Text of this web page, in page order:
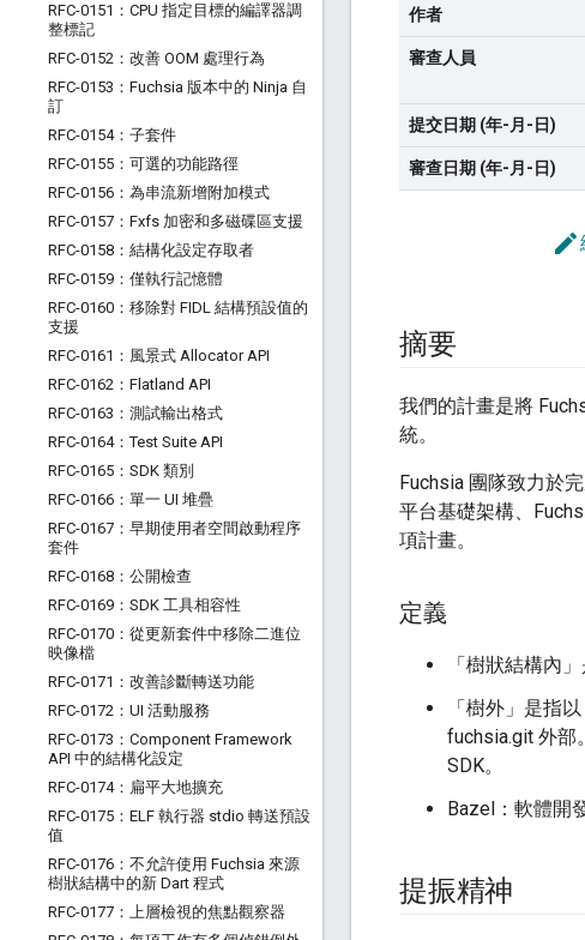
RFC-0151：CPU 指定目標的編譯器調
整標記
RFC-0152：改善 OOM 處理行為
RFC-0153：Fuchsia 版本中的 Ninja 自
訂
RFC-0154：子套件
RFC-0155：可選的功能路徑
RFC-0156：為串流新增附加模式
RFC-0157：Fxfs 加密和多磁碟區支援
RFC-0158：結構化設定存取者
RFC-0159：僅執行記憶體
RFC-0160：移除對 FIDL 結構預設值的
支援
RFC-0161：風景式 Allocator API
RFC-0162：Flatland API
RFC-0163：測試輸出格式
RFC-0164：Test Suite API
RFC-0165：SDK 類別
RFC-0166：單一 UI 堆疊
RFC-0167：早期使用者空間啟動程序
套件
RFC-0168：公開檢查
RFC-0169：SDK 工具相容性
RFC-0170：從更新套件中移除二進位
映像檔
RFC-0171：改善診斷轉送功能
RFC-0172：UI 活動服務
RFC-0173：Component Framework
API 中的結構化設定
RFC-0174：扁平大地擴充
RFC-0175：ELF 執行器 stdio 轉送預設
值
RFC-0176：不允許使用 Fuchsia 來源
樹狀結構中的新 Dart 程式
RFC-0177：上層檢視的焦點觀察器
作者
審查人員
提交日期 (年-月-日)
審查日期 (年-月-日)
edit
摘要
我們的計畫是將
統。
Fuchsia 團隊致力於
平台基礎架構、
項計畫。
定義
「樹狀結構內
「樹外」是指
fuchsia.git 外部
SDK。
Bazel：軟體開
提振精神